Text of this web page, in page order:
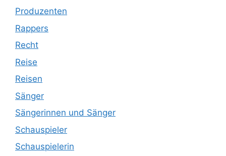
Produzenten
Rappers
Recht
Reise
Reisen
Sänger
Sängerinnen und Sänger
Schauspieler
Schauspielerin